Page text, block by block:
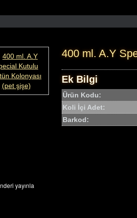
400 ml. A.Y
Ek Bilgi
Ürün Kodu:
Koli İçi Adet:
Barkod: